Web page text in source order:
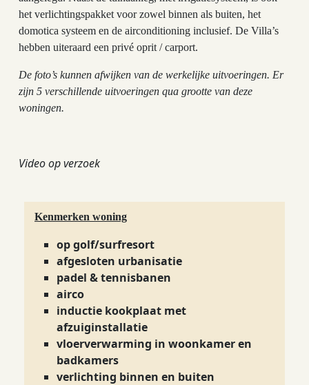
het verlichtingspakket voor zowel binnen als buiten, het
domotica systeem en de airconditioning inclusief. De Villa’s
hebben uiteraard een privé oprit / carport.
De foto’s kunnen afwijken van de werkelijke uitvoeringen. Er
zijn 5 verschillende uitvoeringen qua grootte van deze
woningen.
Video op verzoek
Kenmerken woning
op golf/surfresort
afgesloten urbanisatie
padel & tennisbanen
airco
inductie kookplaat met
afzuiginstallatie
vloerverwarming in woonkamer en
badkamers
verlichting binnen en buiten